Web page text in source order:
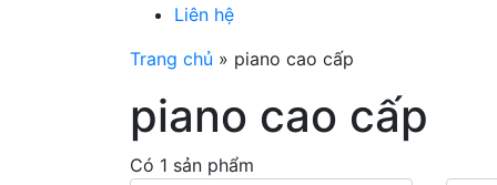
Liên hệ
Trang chủ » piano cao cấp
piano cao cấp
Có 1 sản phẩm